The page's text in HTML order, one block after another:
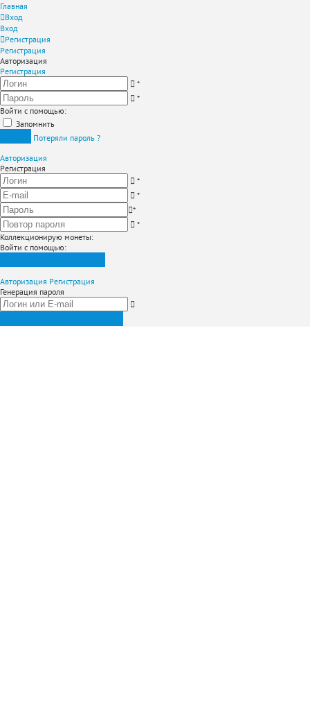
Главная
Вход
Вход
Регистрация
Регистрация
Авторизация
Регистрация
*
*
Войти с помощью:
Запомнить
Потеряли пароль ?
Авторизация
Регистрация
*
*
*
*
Коллекционирую монеты:
Войти с помощью:
Авторизация Регистрация
Генерация пароля